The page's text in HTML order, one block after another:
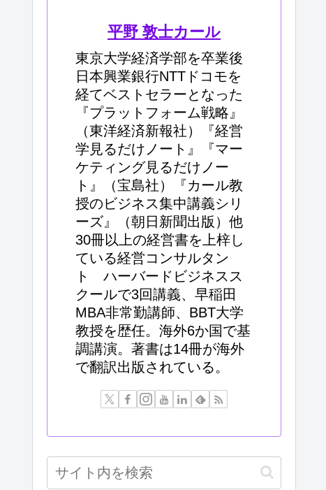
平野 敦士カール
東京大学経済学部を卒業後
日本興業銀行NTTドコモを
経てベストセラーとなった
『プラットフォーム戦略』
（東洋経済新報社）『経営
学見るだけノート』『マー
ケティング見るだけノー
ト』（宝島社）『カール教
授のビジネス集中講義シリ
ーズ』（朝日新聞出版）他
30冊以上の経営書を上梓し
ている経営コンサルタン
ト ハーバードビジネスス
クールで3回講義、早稲田
MBA非常勤講師、BBT大学
教授を歴任。海外6か国で基
調講演。著書は14冊が海外
で翻訳出版されている。